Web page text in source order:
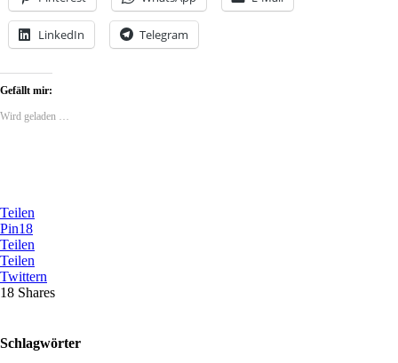
LinkedIn Telegram
Gefällt mir:
Wird geladen …
Teilen
Pin18
Teilen
Teilen
Twittern
18 Shares
Schlagwörter